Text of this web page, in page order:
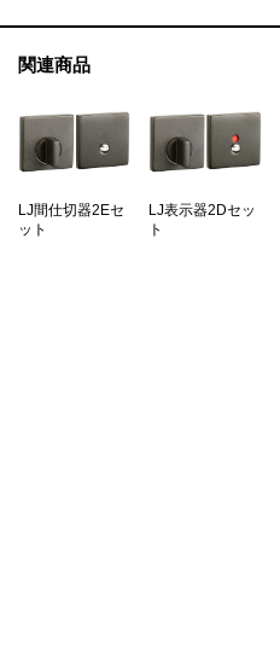
関連商品
LJ間仕切器2Eセ
ット
LJ表示器2Dセッ
ト